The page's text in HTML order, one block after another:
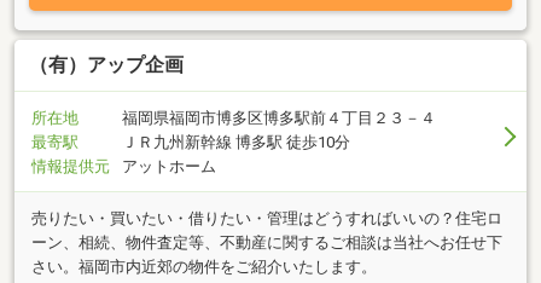
（有）アップ企画
所在地
福岡県福岡市博多区博多駅前４丁目２３－４
最寄駅
ＪＲ九州新幹線 博多駅 徒歩10分
情報提供元
アットホーム
売りたい・買いたい・借りたい・管理はどうすればいいの？住宅ロ
ーン、相続、物件査定等、不動産に関するご相談は当社へお任せ下
さい。福岡市内近郊の物件をご紹介いたします。